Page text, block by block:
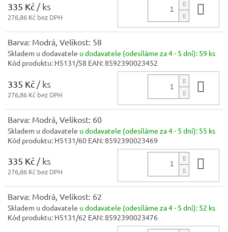
335 Kč / ks
276,86 Kč bez DPH
Barva: Modrá, Velikost: 58
Skladem u dodavatele u dodavatele (odesíláme za 4 - 5 dní): 59 ks
Kód produktu: H5131/58 EAN:8592390023452
335 Kč / ks
276,86 Kč bez DPH
Barva: Modrá, Velikost: 60
Skladem u dodavatele u dodavatele (odesíláme za 4 - 5 dní): 55 ks
Kód produktu: H5131/60 EAN:8592390023469
335 Kč / ks
276,86 Kč bez DPH
Barva: Modrá, Velikost: 62
Skladem u dodavatele u dodavatele (odesíláme za 4 - 5 dní): 52 ks
Kód produktu: H5131/62 EAN:8592390023476